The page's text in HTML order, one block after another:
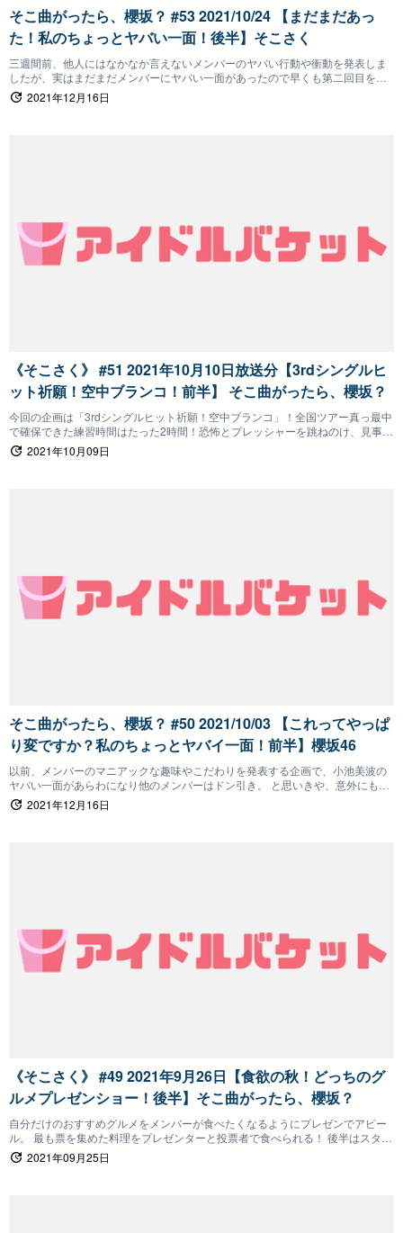
そこ曲がったら、櫻坂？ #53 2021/10/24 【まだまだあっ
た！私のちょっとヤバい一面！後半】そこさく
三週間前、他人にはなかなか言えないメンバーのヤバい行動や衝動を発表しま
したが、実はまだまだメンバーにヤバい一面があったので早くも第二回目を敢
行です！
2021年12月16日
《そこさく》 #51 2021年10月10日放送分【3rdシングルヒ
ット祈願！空中ブランコ！前半】 そこ曲がったら、櫻坂？
今回の企画は「3rdシングルヒット祈願！空中ブランコ」！全国ツアー真っ最中
で確保できた練習時間はたった2時間！恐怖とプレッシャーを跳ねのけ、見事ヒ
ット祈願達成なるか！？
2021年10月09日
そこ曲がったら、櫻坂？ #50 2021/10/03 【これってやっぱ
り変ですか？私のちょっとヤバイ一面！前半】櫻坂46
以前、メンバーのマニアックな趣味やこだわりを発表する企画で、小池美波の
ヤバい一面があらわになり他のメンバーはドン引き。 と思いきや、意外にも共
感するメンバーが続出。 そこで、今回はメンバーの他人には言えないちょっと
ヤバい行動や衝動を発表！
2021年12月16日
《そこさく》 #49 2021年9月26日【食欲の秋！どっちのグ
ルメプレゼンショー！後半】そこ曲がったら、櫻坂？
自分だけのおすすめグルメをメンバーが食べたくなるようにプレゼンでアピー
ル。 最も票を集めた料理をプレゼンターと投票者で食べられる！ 後半はスタジ
2021年09月25日